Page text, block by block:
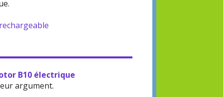
B10 électrique
argument.